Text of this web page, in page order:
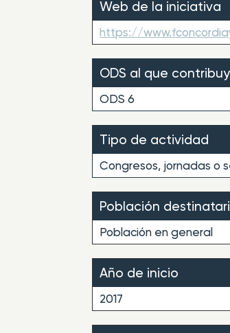
Web de la iniciativa
https://
ODS al que
ODS 6
Tipo de actividad
Congresos, jornadas o
Población
Población en general
Año de inicio
2017